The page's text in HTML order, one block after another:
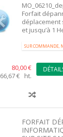
Forfait
déplacement
et jusqu’à 1
SUR COMMANDE,
80,00 €
66,67 € ht.
FORFAIT